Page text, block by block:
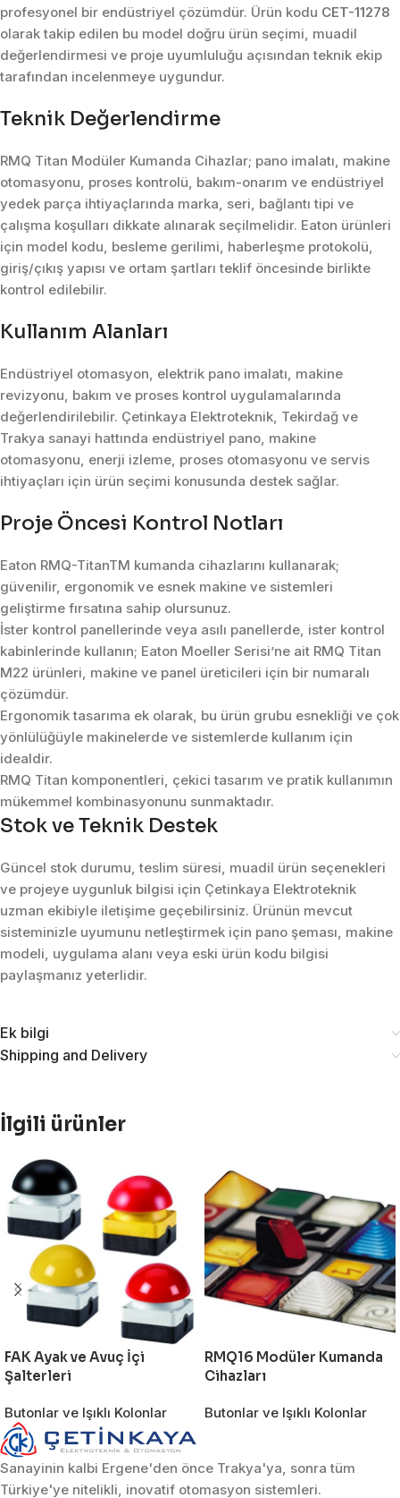
profesyonel bir endüstriyel çözümdür. Ürün kodu CET-11278
olarak takip edilen bu model doğru ürün seçimi, muadil
değerlendirmesi ve proje uyumluluğu açısından teknik ekip
tarafından incelenmeye uygundur.
Teknik Değerlendirme
RMQ Titan Modüler Kumanda Cihazlar; pano imalatı, makine
otomasyonu, proses kontrolü, bakım-onarım ve endüstriyel
yedek parça ihtiyaçlarında marka, seri, bağlantı tipi ve
çalışma koşulları dikkate alınarak seçilmelidir. Eaton ürünleri
için model kodu, besleme gerilimi, haberleşme protokolü,
giriş/çıkış yapısı ve ortam şartları teklif öncesinde birlikte
kontrol edilebilir.
Kullanım Alanları
Endüstriyel otomasyon, elektrik pano imalatı, makine
revizyonu, bakım ve proses kontrol uygulamalarında
değerlendirilebilir. Çetinkaya Elektroteknik, Tekirdağ ve
Trakya sanayi hattında endüstriyel pano, makine
otomasyonu, enerji izleme, proses otomasyonu ve servis
ihtiyaçları için ürün seçimi konusunda destek sağlar.
Proje Öncesi Kontrol Notları
Eaton RMQ-TitanTM kumanda cihazlarını kullanarak;
güvenilir, ergonomik ve esnek makine ve sistemleri
geliştirme fırsatına sahip olursunuz.
İster kontrol panellerinde veya asılı panellerde, ister kontrol
kabinlerinde kullanın; Eaton Moeller Serisi’ne ait RMQ Titan
M22 ürünleri, makine ve panel üreticileri için bir numaralı
çözümdür.
Ergonomik tasarıma ek olarak, bu ürün grubu esnekliği ve çok
yönlülüğüyle makinelerde ve sistemlerde kullanım için
idealdir.
RMQ Titan komponentleri, çekici tasarım ve pratik kullanımın
mükemmel kombinasyonunu sunmaktadır.
Stok ve Teknik Destek
Güncel stok durumu, teslim süresi, muadil ürün seçenekleri
ve projeye uygunluk bilgisi için Çetinkaya Elektroteknik
uzman ekibiyle iletişime geçebilirsiniz. Ürünün mevcut
sisteminizle uyumunu netleştirmek için pano şeması, makine
modeli, uygulama alanı veya eski ürün kodu bilgisi
paylaşmanız yeterlidir.
Ek bilgi
Shipping and Delivery
İlgili ürünler
FAK Ayak ve Avuç İçi
Şalterleri
Butonlar ve Işıklı Kolonlar
RMQ16 Modüler Kumanda
Cihazları
Butonlar ve Işıklı Kolonlar
Sanayinin kalbi Ergene'den önce Trakya'ya, sonra tüm
Türkiye'ye nitelikli, inovatif otomasyon sistemleri.